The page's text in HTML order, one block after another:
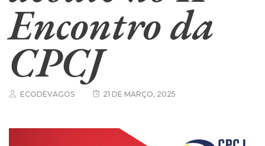
Encontro da
CPCJ
ECODEVAGOS 21 DE MARÇO, 2025